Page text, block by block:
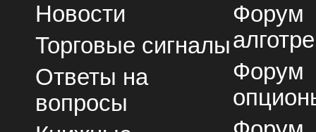
Новости
Торговые сигналы
Ответы на
вопросы
Форум
Форум